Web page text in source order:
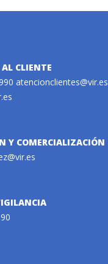
CLIENTE
atencionclientes@vir.es
Y COMERCIALIZACIÓN